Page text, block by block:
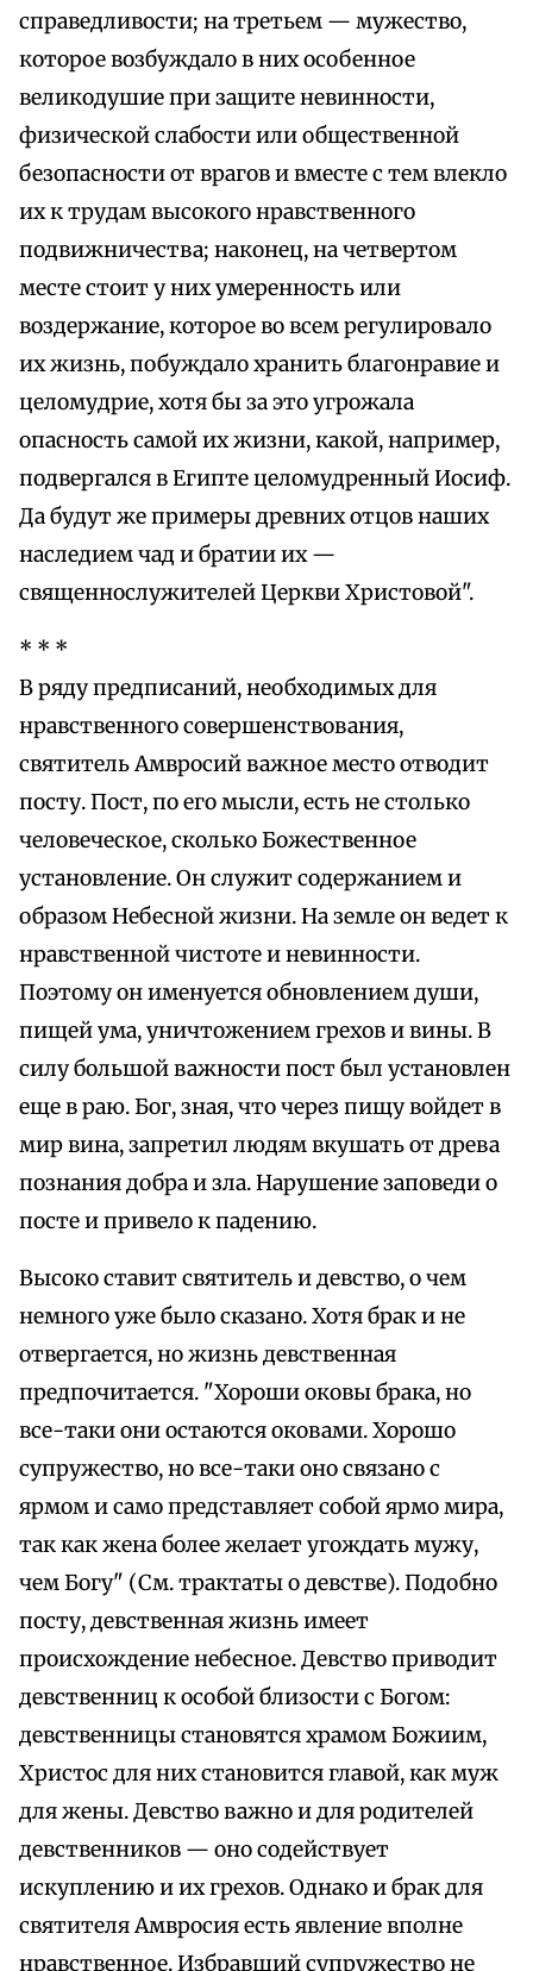
справедливости; на третьем — мужество,
которое возбуждало в них особенное
великодушие при защите невинности,
физической слабости или общественной
безопасности от врагов и вместе с тем влекло
их к трудам высокого нравственного
подвижничества; наконец, на четвертом
месте стоит у них умеренность или
воздержание, которое во всем регулировало
их жизнь, побуждало хранить благонравие и
целомудрие, хотя бы за это угрожала
опасность самой их жизни, какой, например,
подвергался в Египте целомудренный Иосиф.
Да будут же примеры древних отцов наших
наследием чад и братии их —
священнослужителей Церкви Христовой".
* * *
В ряду предписаний, необходимых для
нравственного совершенствования,
святитель Амвросий важное место отводит
посту. Пост, по его мысли, есть не столько
человеческое, сколько Божественное
установление. Он служит содержанием и
образом Небесной жизни. На земле он ведет к
нравственной чистоте и невинности.
Поэтому он именуется обновлением души,
пищей ума, уничтожением грехов и вины. В
силу большой важности пост был установлен
еще в раю. Бог, зная, что через пищу войдет в
мир вина, запретил людям вкушать от древа
познания добра и зла. Нарушение заповеди о
посте и привело к падению.
Высоко ставит святитель и девство, о чем
немного уже было сказано. Хотя брак и не
отвергается, но жизнь девственная
предпочитается. "Хороши оковы брака, но
все-таки они остаются оковами. Хорошо
супружество, но все-таки оно связано с
ярмом и само представляет собой ярмо мира,
так как жена более желает угождать мужу,
чем Богу" (См. трактаты о девстве). Подобно
посту, девственная жизнь имеет
происхождение небесное. Девство приводит
девственниц к особой близости с Богом:
девственницы становятся храмом Божиим,
Христос для них становится главой, как муж
для жены. Девство важно и для родителей
девственников — оно содействует
искуплению и их грехов. Однако и брак для
святителя Амвросия есть явление вполне
нравственное. Избравший супружество не